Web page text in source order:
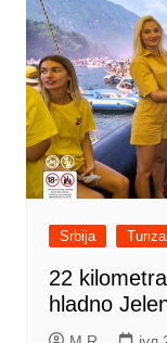
Srbija
22
hladno